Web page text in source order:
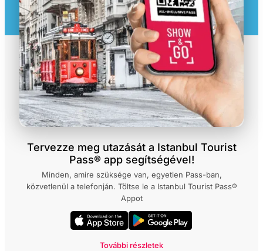
Tervezze meg utazását a Istanbul Tourist
Pass® app segítségével!
Minden, amire szüksége van, egyetlen Pass-ban,
közvetlenül a telefonján. Töltse le a Istanbul Tourist Pass®
Appot
További részletek